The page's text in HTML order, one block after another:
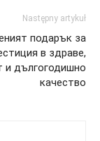
Następny artykuł
подарък за
в здраве,
и дългогодишно
качество